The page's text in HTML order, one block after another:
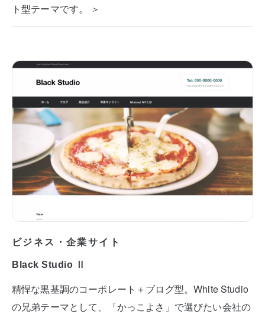
ト型テーマです。 ＞
ビジネス・企業サイト
Black Studio Ⅱ
精悍な黒基調のコーポレート＋ブログ型。White Studio
の兄弟テーマとして、「かっこよさ」で選びたい会社の